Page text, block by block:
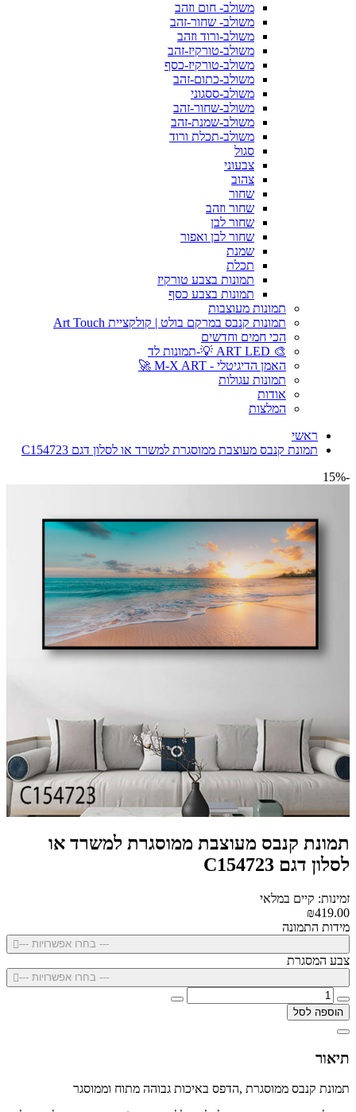
משולב- חום וזהב
משולב- שחור-זהב
משולב-ורוד וזהב
משולב-טורקיז-זהב
משולב-טורקיז-כסף
משולב-כתום-זהב
משולב-ססגוני
משולב-שחור-זהב
משולב-שמנת-זהב
משולב-תכלת ורוד
סגול
צבעוני
צהוב
שחור
שחור וזהב
שחור לבן
שחור לבן ואפור
שמנת
תכלת
תמונות בצבע טורקיז
תמונות בצבע כסף
תמונות מעוצבות
תמונות קנבס במרקם בולט | קולקציית Art Touch
הכי חמים וחדשים
🎨 ART LED 💡-תמונות לד
האמן הדיגיטלי - M-X ART 🚀
תמונות עגולות
אודות
המלצות
ראשי
תמונת קנבס מעוצבת ממוסגרת למשרד או לסלון דגם C154723
-15%
תמונת קנבס מעוצבת ממוסגרת למשרד או
לסלון דגם C154723
זמינות: קיים במלאי
₪419.00
מידות התמונה
--- בחרו אפשרויות ---
צבע המסגרת
--- בחרו אפשרויות ---
הוספה לסל
תיאור
תמונת קנבס ממוסגרת ,הדפס באיכות גבוהה מתוח וממוסגר